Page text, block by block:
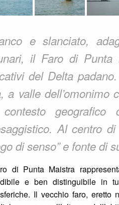
e slanciato,
il Faro di Punta
del Delta
a valle dell’omonimo
Al centro
di senso” e fonte di
di Punta Maistra
e ben distinguibile in
Il vecchio faro, eretto